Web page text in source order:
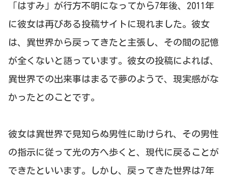
「はすみ」が行方不明になってから7年後、2011年
に彼女は再びある投稿サイトに現れました。彼女
は、異世界から戻ってきたと主張し、その間の記憶
が全くないと語っています。彼女の投稿によれば、
異世界での出来事はまるで夢のようで、現実感がな
かったとのことです。
彼女は異世界で見知らぬ男性に助けられ、その男性
の指示に従って光の方へ歩くと、現代に戻ることが
できたといいます。しかし、戻ってきた世界は7年